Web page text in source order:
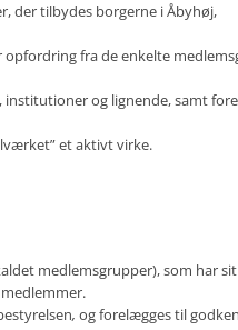
der tilbydes borgerne i Åbyhøj,
fra de enkelte
og lignende, samt
et aktivt virke.
medlemsgrupper), som har
, og forelægges til